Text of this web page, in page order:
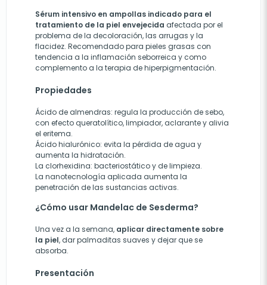
Sérum intensivo en ampollas indicado para el
tratamiento de la piel envejecida afectada por el
problema de la decoloración, las arrugas y la
flacidez. Recomendado para pieles grasas con
tendencia a la inflamación seborreica y como
complemento a la terapia de hiperpigmentación.
Propiedades
Ácido de almendras: regula la producción de sebo,
con efecto queratolítico, limpiador, aclarante y alivia
el eritema.
Ácido hialurónico: evita la pérdida de agua y
aumenta la hidratación.
La clorhexidina: bacteriostático y de limpieza.
La nanotecnología aplicada aumenta la
penetración de las sustancias activas.
¿Cómo usar Mandelac de Sesderma?
Una vez a la semana, aplicar directamente sobre
la piel, dar palmaditas suaves y dejar que se
absorba.
Presentación